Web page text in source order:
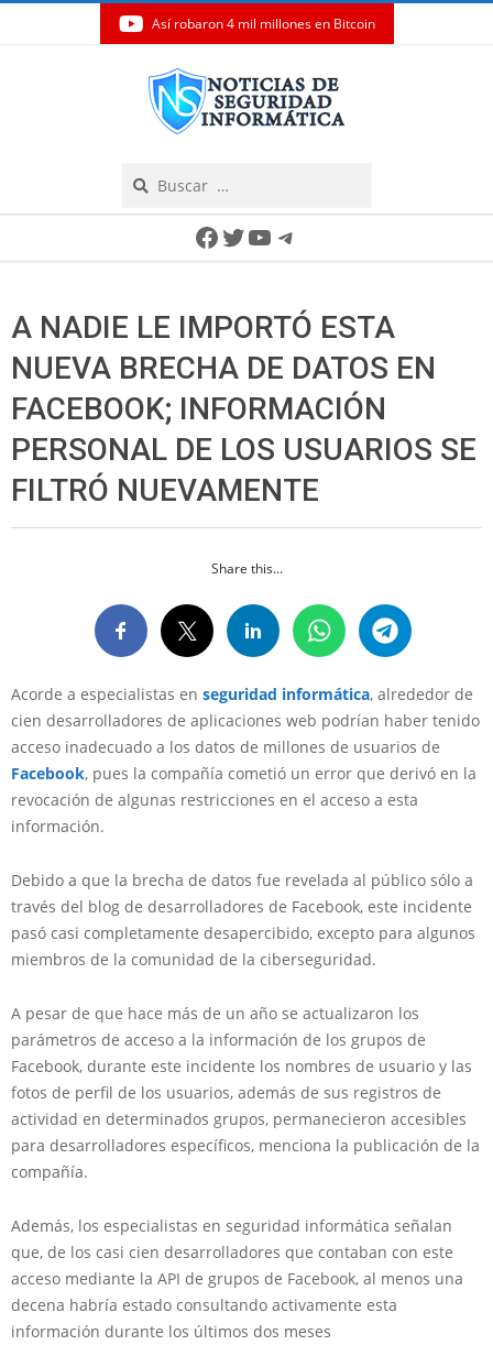
Así robaron 4 mil millones en Bitcoin
Facebook
Twitter
YouTube
Telegram
A NADIE LE IMPORTÓ ESTA
NUEVA BRECHA DE DATOS EN
FACEBOOK; INFORMACIÓN
PERSONAL DE LOS USUARIOS SE
FILTRÓ NUEVAMENTE
Share this...
Acorde a especialistas en seguridad informática, alrededor de
cien desarrolladores de aplicaciones web podrían haber tenido
acceso inadecuado a los datos de millones de usuarios de
Facebook, pues la compañía cometió un error que derivó en la
revocación de algunas restricciones en el acceso a esta
información.
Debido a que la brecha de datos fue revelada al público sólo a
través del blog de desarrolladores de Facebook, este incidente
pasó casi completamente desapercibido, excepto para algunos
miembros de la comunidad de la ciberseguridad.
A pesar de que hace más de un año se actualizaron los
parámetros de acceso a la información de los grupos de
Facebook, durante este incidente los nombres de usuario y las
fotos de perfil de los usuarios, además de sus registros de
actividad en determinados grupos, permanecieron accesibles
para desarrolladores específicos, menciona la publicación de la
compañía.
Además, los especialistas en seguridad informática señalan
que, de los casi cien desarrolladores que contaban con este
acceso mediante la API de grupos de Facebook, al menos una
decena habría estado consultando activamente esta
información durante los últimos dos meses